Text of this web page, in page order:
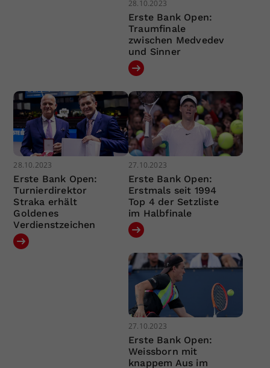
28.10.2023
Erste Bank Open:
Traumfinale
zwischen Medvedev
und Sinner
28.10.2023
Erste Bank Open:
Turnierdirektor
Straka erhält
Goldenes
Verdienstzeichen
27.10.2023
Erste Bank Open:
Erstmals seit 1994
Top 4 der Setzliste
im Halbfinale
27.10.2023
Erste Bank Open:
Weissborn mit
knappem Aus im